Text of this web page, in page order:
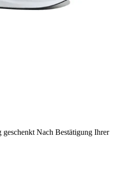
geschenkt Nach Bestätigung Ihrer